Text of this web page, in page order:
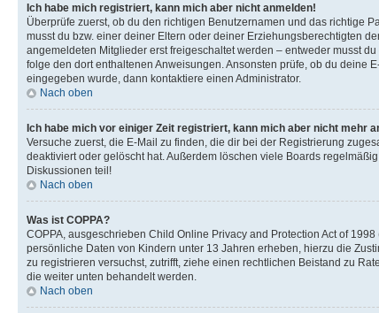
Ich habe mich registriert, kann mich aber nicht anmelden!
Überprüfe zuerst, ob du den richtigen Benutzernamen und das richtige
musst du bzw. einer deiner Eltern oder deiner Erziehungsberechtigten
angemeldeten Mitglieder erst freigeschaltet werden – entweder musst
folge den dort enthaltenen Anweisungen. Ansonsten prüfe, ob du deine
eingegeben wurde, dann kontaktiere einen Administrator.
Nach oben
Ich habe mich vor einiger Zeit registriert, kann mich aber nicht mehr
Versuche zuerst, die E-Mail zu finden, die dir bei der Registrierung
deaktiviert oder gelöscht hat. Außerdem löschen viele Boards
Diskussionen teil!
Nach oben
Was ist COPPA?
COPPA, ausgeschrieben Child Online Privacy and Protection Act of
persönliche Daten von Kindern unter 13 Jahren erheben, hierzu die
zu registrieren versuchst, zutrifft, ziehe einen rechtlichen Beistand zu
die weiter unten behandelt werden.
Nach oben